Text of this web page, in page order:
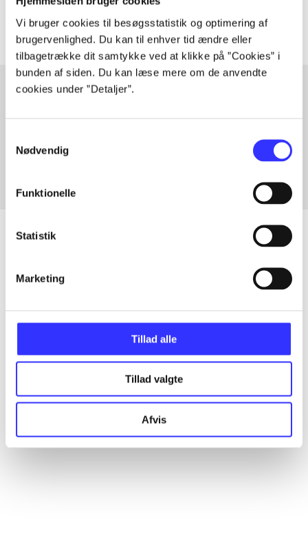
Vi bruger cookies til besøgsstatistik og optimering af
brugervenlighed. Du kan til enhver tid ændre eller
tilbagetrække dit samtykke ved at klikke på ”Cookies” i
bunden af siden. Du kan læse mere om de anvendte
cookies under ”Detaljer”.
Nødvendig
Funktionelle
Statistik
Marketing
Tillad alle
Tillad valgte
Afvis
Artikler